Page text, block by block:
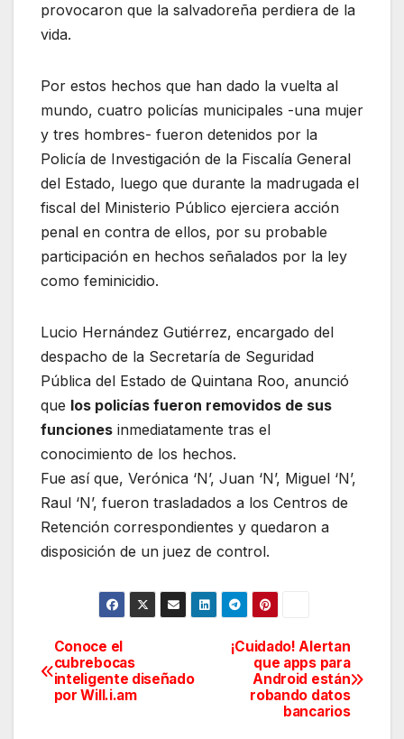
provocaron que la salvadoreña perdiera de la
vida.
Por estos hechos que han dado la vuelta al
mundo, cuatro policías municipales -una mujer
y tres hombres- fueron detenidos por la
Policía de Investigación de la Fiscalía General
del Estado, luego que durante la madrugada el
fiscal del Ministerio Público ejerciera acción
penal en contra de ellos, por su probable
participación en hechos señalados por la ley
como feminicidio.
Lucio Hernández Gutiérrez, encargado del
despacho de la Secretaría de Seguridad
Pública del Estado de Quintana Roo, anunció
que los policías fueron removidos de sus
funciones inmediatamente tras el
conocimiento de los hechos.
Fue así que, Verónica ‘N’, Juan ‘N’, Miguel ‘N’,
Raul ‘N’, fueron trasladados a los Centros de
Retención correspondientes y quedaron a
disposición de un juez de control.
Navegación
de
¡Cuidado! Alertan
que apps para
Android están
robando datos
bancarios
Conoce el
cubrebocas
inteligente diseñado
por Will.i.am